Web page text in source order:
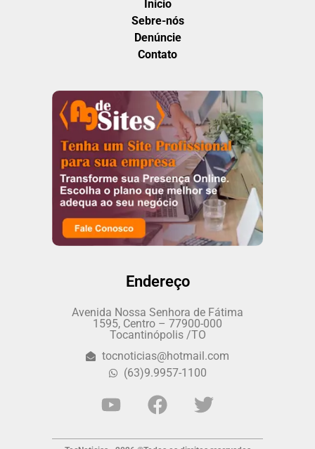
Inicio
Sebre-nós
Denúncie
Contato
Endereço
Avenida Nossa Senhora de Fátima
1595, Centro – 77900-000
Tocantinópolis /TO
tocnoticias@hotmail.com
(63)9.9957-1100